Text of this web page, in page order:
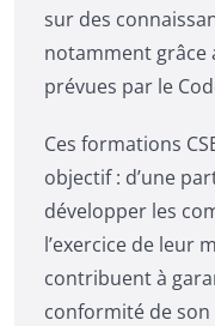
sur des
notamment grâce
prévues par le
Ces formations
objectif : d’une
développer les
l’exercice de leur
contribuent à
conformité de son